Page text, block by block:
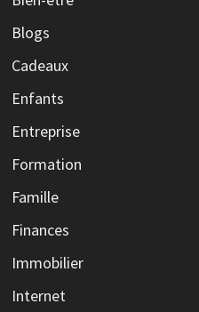
Blogs
Cadeaux
Enfants
Entreprise
Formation
Famille
Finances
Immobilier
Internet